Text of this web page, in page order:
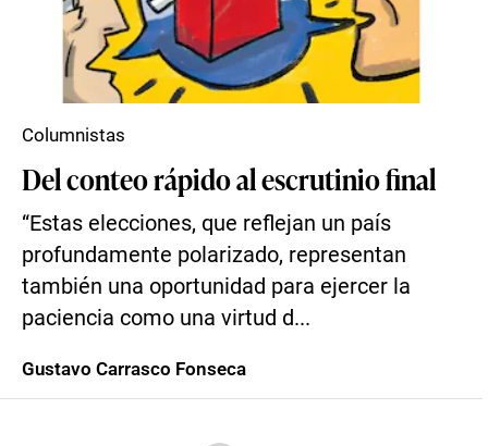
Del conteo rápido al escrutinio final
“Estas elecciones, que reflejan un país
profundamente polarizado, representan
también una oportunidad para ejercer la
paciencia como una virtud d...
Columnistas
Gustavo Carrasco Fonseca